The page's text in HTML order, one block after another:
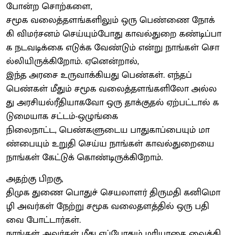
போன்ற சொற்களை,
சமூக வலைத்தளங்களிலும் ஒரு பெண்ணை நோக்
கி விமர்சனம் செய்யும்போது காவல்துறை கண்டிப்பா
க நடவடிக்கை எடுக்க வேண்டும் என்று நாங்கள் சொ
ல்லியிருக்கிறோம். ஏனென்றால்,
இந்த அரசை உருவாக்கியது பெண்கள். எந்தப்
பெண்கள் மீதும் சமூக வலைத்தளங்களிலோ அல்ல
து அரசியல்ரீதியாகவோ ஒரு தாக்குதல் ஏற்பட்டால் க
டுமையாக சட்டம்-ஒழுங்கை
நிலைநாட்ட, பெண்களுடைய பாதுகாப்பையும் மா
ண்பையும் உறுதி செய்ய நாங்கள் காவல்துறையை
நாங்கள் கேட்டுக் கொண்டிருக்கிறோம்.
அதற்கு பிறகு,
திமுக துணை பொதுச் செயலாளர் திருமதி கனிமொ
ழி அவர்கள் நேற்று சமூக வலைதளத்தில் ஒரு பதி
வை போட்டார்கள்.